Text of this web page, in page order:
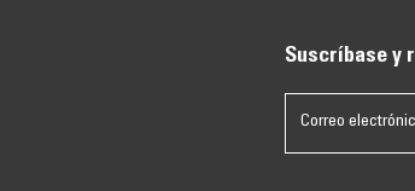
Suscríbase y